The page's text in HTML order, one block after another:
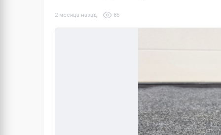
2 месяца назад 85